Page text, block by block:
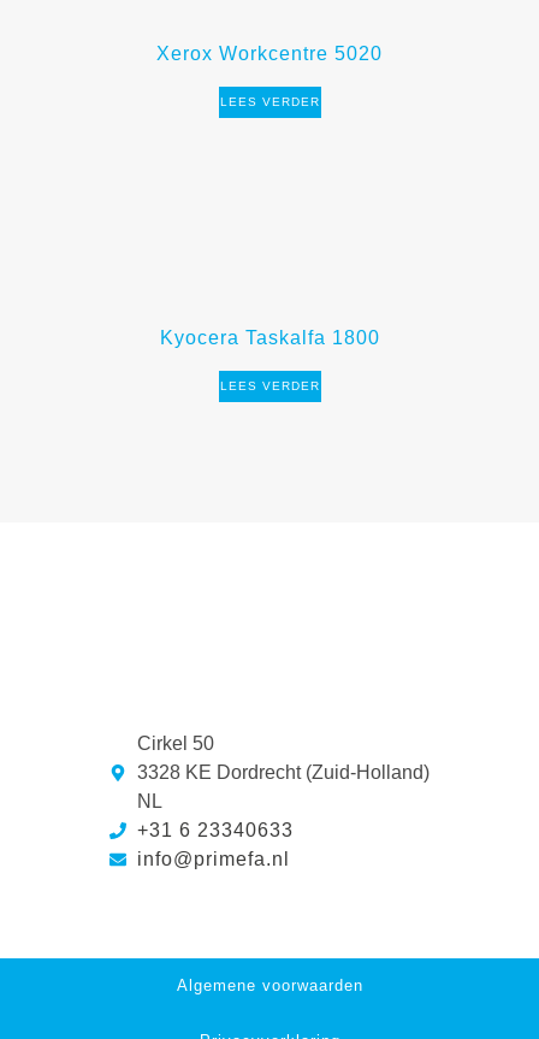
Xerox Workcentre 5020
LEES VERDER
Kyocera Taskalfa 1800
LEES VERDER
Cirkel 50
3328 KE Dordrecht (Zuid-Holland)
NL
+31 6 23340633
info@primefa.nl
Algemene voorwaarden